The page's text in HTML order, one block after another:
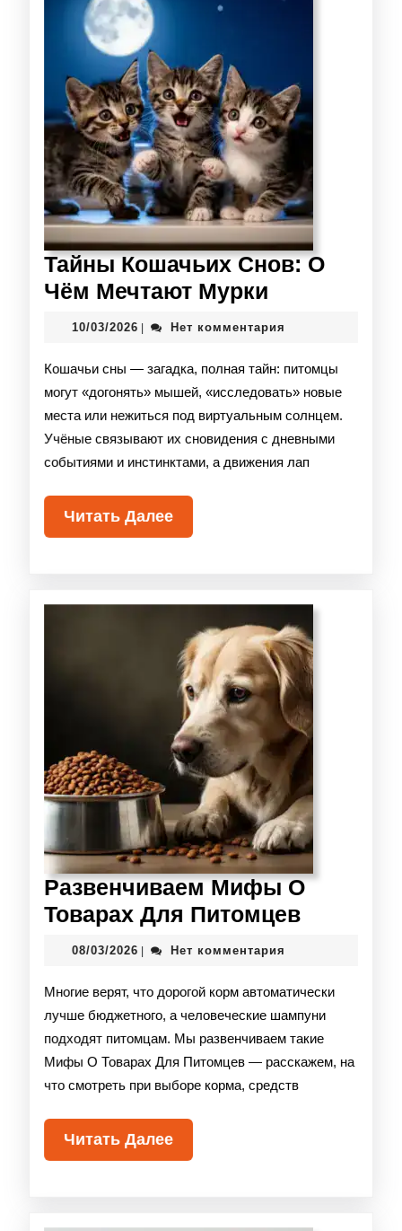
Тайны Кошачьих Снов: О
Чём Мечтают Мурки
10/03/2026 Нет комментария
Кошачьи сны — загадка, полная тайн: питомцы
могут «догонять» мышей, «исследовать» новые
места или нежиться под виртуальным солнцем.
Учёные связывают их сновидения с дневными
событиями и инстинктами, а движения лап
Читать Далее
Развенчиваем Мифы О
Товарах Для Питомцев
08/03/2026 Нет комментария
Многие верят, что дорогой корм автоматически
лучше бюджетного, а человеческие шампуни
подходят питомцам. Мы развенчиваем такие
Мифы О Товарах Для Питомцев — расскажем, на
что смотреть при выборе корма, средств
Читать Далее